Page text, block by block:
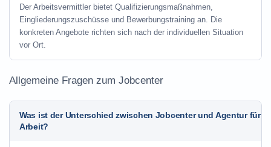
Der Arbeitsvermittler bietet Qualifizierungsmaßnahmen,
Eingliederungszuschüsse und Bewerbungstraining an. Die
konkreten Angebote richten sich nach der individuellen Situation
vor Ort.
Allgemeine Fragen zum Jobcenter
Was ist der Unterschied zwischen Jobcenter und Agentur für
Arbeit?